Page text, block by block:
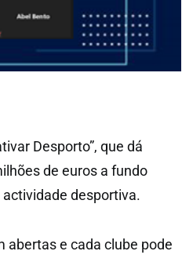
Desporto”, que dá
de euros a fundo
desportiva.
abertas e cada clube pode